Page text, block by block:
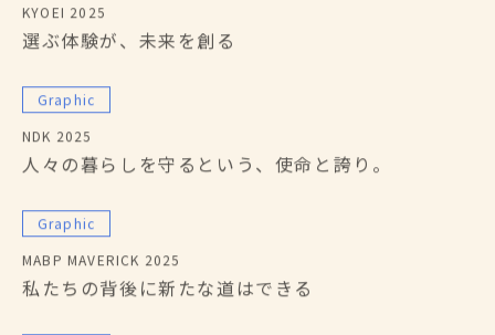
KYOEI 2025
選ぶ体験が、未来を創る
Graphic
NDK 2025
人々の暮らしを守るという、使命と誇り。
Graphic
MABP MAVERICK 2025
私たちの背後に新たな道はできる